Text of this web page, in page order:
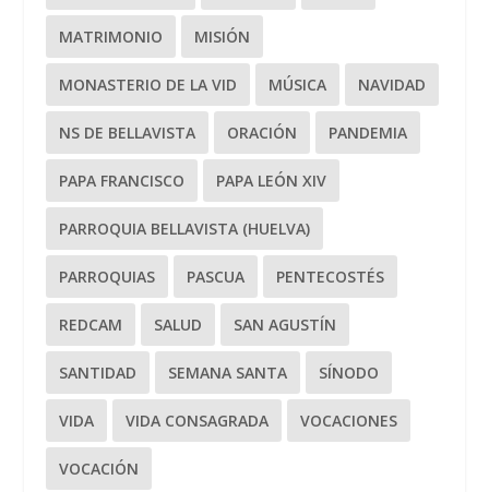
MATRIMONIO MISIÓN
MONASTERIO DE LA VID MÚSICA NAVIDAD
NS DE BELLAVISTA ORACIÓN PANDEMIA
PAPA FRANCISCO PAPA LEÓN XIV
PARROQUIA BELLAVISTA (HUELVA)
PARROQUIAS PASCUA PENTECOSTÉS
REDCAM SALUD SAN AGUSTÍN
SANTIDAD SEMANA SANTA SÍNODO
VIDA VIDA CONSAGRADA VOCACIONES
VOCACIÓN